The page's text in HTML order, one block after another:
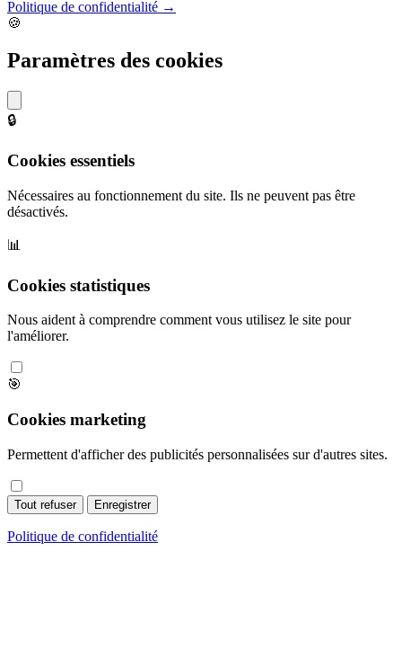
Politique de confidentialité →
🍪
Paramètres des cookies
🔒
Cookies essentiels
Nécessaires au fonctionnement du site. Ils ne peuvent pas être
désactivés.
📊
Cookies statistiques
Nous aident à comprendre comment vous utilisez le site pour
l'améliorer.
🎯
Cookies marketing
Permettent d'afficher des publicités personnalisées sur d'autres sites.
Tout refuser Enregistrer
Politique de confidentialité